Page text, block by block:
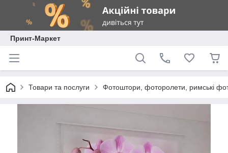
Принт-Маркет
Товари та послуги Фотоштори, фоторолети, римські